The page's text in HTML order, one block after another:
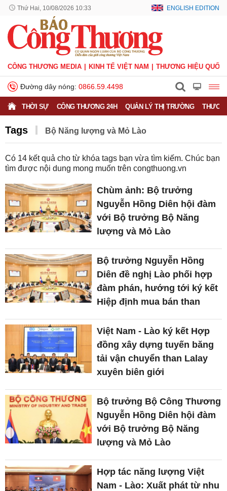
Thứ Hai, 10/08/2026 10:33 ENGLISH EDITION
CÔNG THƯƠNG MEDIA KINH TẾ VIỆT NAM THƯƠNG HIỆU QUỐC
Đường dây nóng: 0866.59.4498
THỜI SỰ CÔNG THƯƠNG 24H QUẢN LÝ THỊ TRƯỜNG
Tags Bộ Năng lượng và Mỏ Lào
Có 14 kết quả cho từ khóa tags bạn vừa tìm kiếm. Chúc bạn
tìm được nội dung mong muốn trên congthuong.vn
Chùm ảnh: Bộ trưởng
Nguyễn Hồng Diên hội đàm
với Bộ trưởng Bộ Năng
lượng và Mỏ Lào
Bộ trưởng Nguyễn Hồng
Diên đề nghị Lào phối hợp
đàm phán, hướng tới ký kết
Hiệp định mua bán than
Việt Nam - Lào ký kết Hợp
đồng xây dựng tuyến băng
tải vận chuyển than Lalay
xuyên biên giới
Bộ trưởng Bộ Công Thương
Nguyễn Hồng Diên hội đàm
với Bộ trưởng Bộ Năng
lượng và Mỏ Lào
Hợp tác năng lượng Việt
Nam - Lào: Xuất phát từ nhu